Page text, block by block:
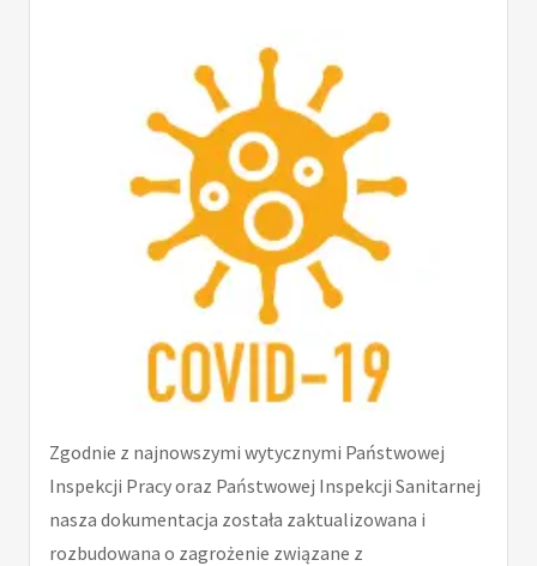
Zgodnie z najnowszymi wytycznymi Państwowej
Inspekcji Pracy oraz Państwowej Inspekcji Sanitarnej
nasza dokumentacja została zaktualizowana i
rozbudowana o zagrożenie związane z